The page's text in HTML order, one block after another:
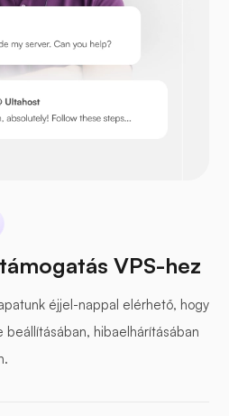
VPS-hez
éjjel-nappal elérhető, hogy
hibaelhárításában